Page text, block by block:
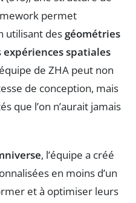
permet
utilisant des géométries
expériences spatiales
de ZHA peut non
de conception, mais
que l’on n’aurait jamais
, l’équipe a créé
en moins d’un
et à optimiser leurs